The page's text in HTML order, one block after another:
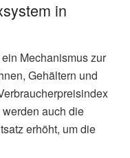
nächste
durch die
im Mai oder Juni 2026
wird nach der